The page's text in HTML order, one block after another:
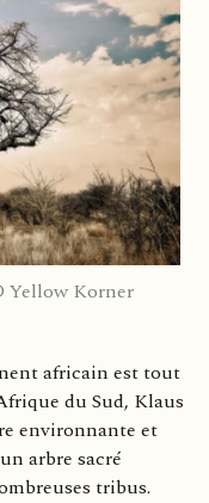
Yellow Korner
africain est tout
du Sud, Klaus
environnante et
arbre sacré
tribus.